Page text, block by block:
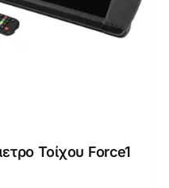
Τοίχου Force1